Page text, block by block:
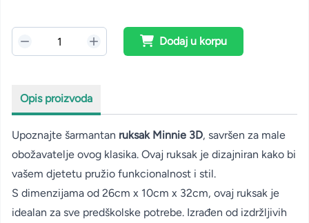
Dodaj u korpu
Opis proizvoda
Upoznajte šarmantan ruksak Minnie 3D, savršen za male
obožavatelje ovog klasika. Ovaj ruksak je dizajniran kako bi
vašem djetetu pružio funkcionalnost i stil.
S dimenzijama od 26cm x 10cm x 32cm, ovaj ruksak je
idealan za sve predškolske potrebe. Izrađen od izdržljivih